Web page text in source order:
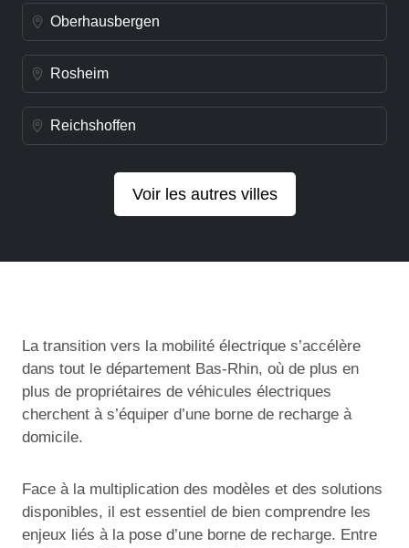
Oberhausbergen
Rosheim
Reichshoffen
Voir les autres villes
La transition vers la mobilité électrique s’accélère
dans tout le département Bas-Rhin, où de plus en
plus de propriétaires de véhicules électriques
cherchent à s’équiper d’une borne de recharge à
domicile.
Face à la multiplication des modèles et des solutions
disponibles, il est essentiel de bien comprendre les
enjeux liés à la pose d’une borne de recharge. Entre